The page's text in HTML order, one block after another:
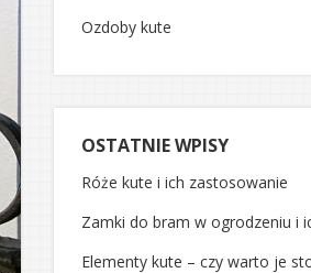
Ozdoby kute
OSTATNIE WPISY
Róże kute i ich zastosowanie
Zamki do bram w ogrodzeniu i
Elementy kute – czy warto je